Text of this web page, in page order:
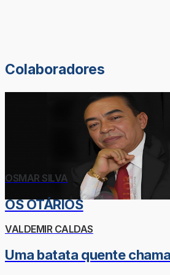
Colaboradores
OSMAR SILVA
OS OTÁRIOS
VALDEMIR CALDAS
Uma batata quente